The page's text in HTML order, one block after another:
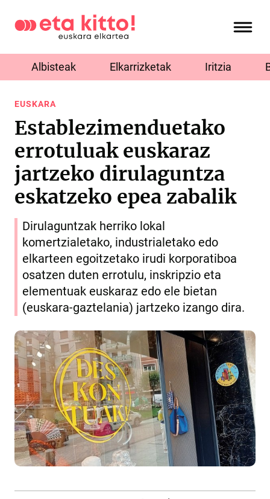
Albisteak Elkarrizketak Iritzia
EUSKARA
Establezimenduetako
errotuluak euskaraz
jartzeko dirulaguntza
eskatzeko epea zabalik
Dirulaguntzak herriko lokal
komertzialetako, industrialetako edo
elkarteen egoitzetako irudi korporatiboa
osatzen duten errotulu, inskripzio eta
elementuak euskaraz edo ele bietan
(euskara-gaztelania) jartzeko izango dira.